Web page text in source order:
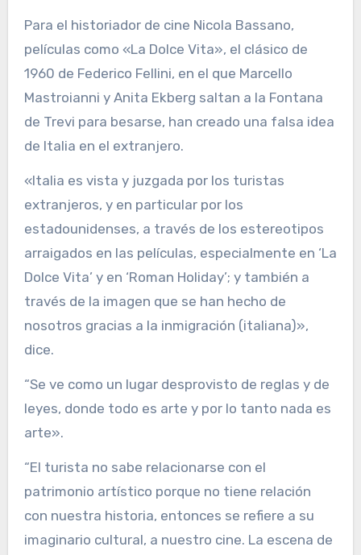
Para el historiador de cine Nicola Bassano,
películas como «La Dolce Vita», el clásico de
1960 de Federico Fellini, en el que Marcello
Mastroianni y Anita Ekberg saltan a la Fontana
de Trevi para besarse, han creado una falsa idea
de Italia en el extranjero.
«Italia es vista y juzgada por los turistas
extranjeros, y en particular por los
estadounidenses, a través de los estereotipos
arraigados en las películas, especialmente en ‘La
Dolce Vita’ y en ‘Roman Holiday’; y también a
través de la imagen que se han hecho de
nosotros gracias a la inmigración (italiana)»,
dice.
“Se ve como un lugar desprovisto de reglas y de
leyes, donde todo es arte y por lo tanto nada es
arte».
“El turista no sabe relacionarse con el
patrimonio artístico porque no tiene relación
con nuestra historia, entonces se refiere a su
imaginario cultural, a nuestro cine. La escena de